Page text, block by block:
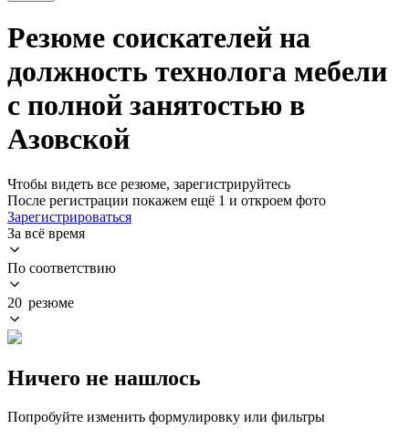
Резюме соискателей на
должность технолога мебели
с полной занятостью в
Азовской
Чтобы видеть все резюме, зарегистрируйтесь
После регистрации покажем ещё 1 и откроем фото
Зарегистрироваться
За всё время
По соответствию
20 резюме
Ничего не нашлось
Попробуйте изменить формулировку или фильтры